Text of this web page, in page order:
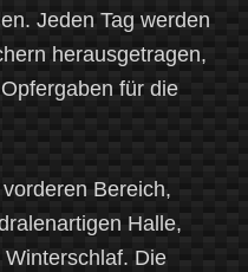
Jeden Tag werden
herausgetragen,
für die
Bereich,
Halle,
Die